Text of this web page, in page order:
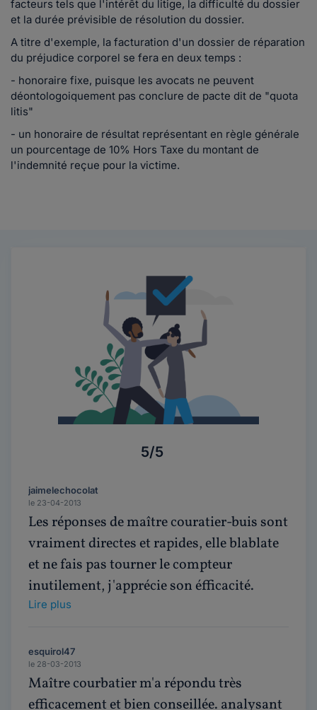
facteurs tels que l'intérêt du litige, la difficulté du dossier
et la durée prévisible de résolution du dossier.
A titre d'exemple, la facturation d'un dossier de réparation
du préjudice corporel se fera en deux temps :
- honoraire fixe, puisque les avocats ne peuvent
déontologoiquement pas conclure de pacte dit de "quota
litis"
- un honoraire de résultat représentant en règle générale
un pourcentage de 10% Hors Taxe du montant de
l'indemnité reçue pour la victime.
5/5
jaimelechocolat
le 23-04-2013
Les réponses de maître couratier-buis sont
vraiment directes et rapides, elle blablate
et ne fais pas tourner le compteur
inutilement, j'apprécie son éfficacité.
Lire plus
esquirol47
le 28-03-2013
Maître courbatier m'a répondu très
efficacement et bien conseillée. analysant